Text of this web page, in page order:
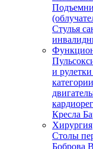
Стулья
и
категории
Кресла
Хирургия
Столы
Боброва